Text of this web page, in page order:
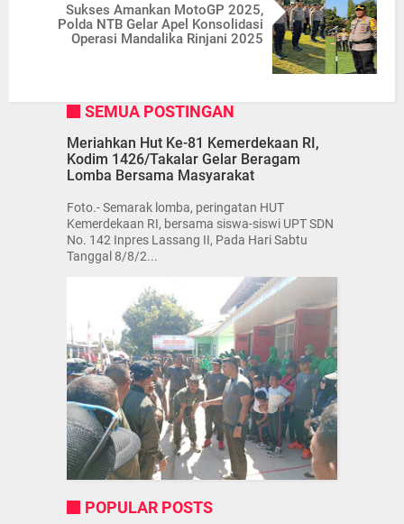
Sukses Amankan MotoGP 2025,
Polda NTB Gelar Apel Konsolidasi
Operasi Mandalika Rinjani 2025
SEMUA POSTINGAN
Meriahkan Hut Ke-81 Kemerdekaan RI,
Kodim 1426/Takalar Gelar Beragam
Lomba Bersama Masyarakat
Foto.- Semarak lomba, peringatan HUT
Kemerdekaan RI, bersama siswa-siswi UPT SDN
No. 142 Inpres Lassang II, Pada Hari Sabtu
Tanggal 8/8/2...
POPULAR POSTS